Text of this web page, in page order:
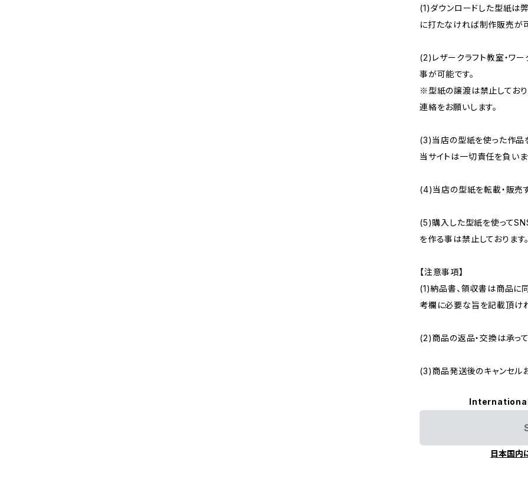
(1)ダウンロードした型紙は
に打たなければ制作販売が
(2)レザークラフト教室・ワー
事が可能です。
※型紙の譲渡は禁止してお
連絡をお願いします。
(3)当店の型紙を使った作品
当サイトは一切責任を負いま
(4)当店の型紙を転載・販売
(5)購入した型紙を使って
を作る事は禁止しております。
【注意事項】
(1)納品書、領収書は商品に
考欄に必要な旨を記載頂け
(2)商品の返品・交換は承って
(3)商品発送後のキャンセル
日本国内